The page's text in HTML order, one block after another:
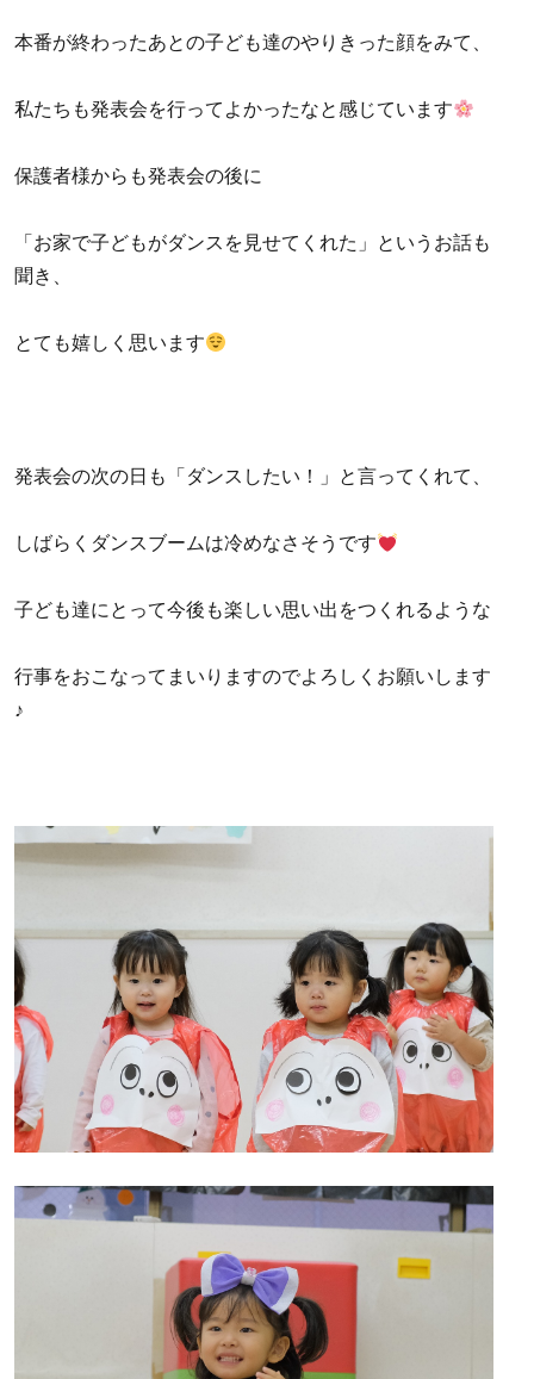
本番が終わったあとの子ども達のやりきった顔をみて、
私たちも発表会を行ってよかったなと感じています
保護者様からも発表会の後に
「お家で子どもがダンスを見せてくれた」というお話も
聞き、
とても嬉しく思います
発表会の次の日も「ダンスしたい！」と言ってくれて、
しばらくダンスブームは冷めなさそうです
子ども達にとって今後も楽しい思い出をつくれるような
行事をおこなってまいりますのでよろしくお願いします
♪